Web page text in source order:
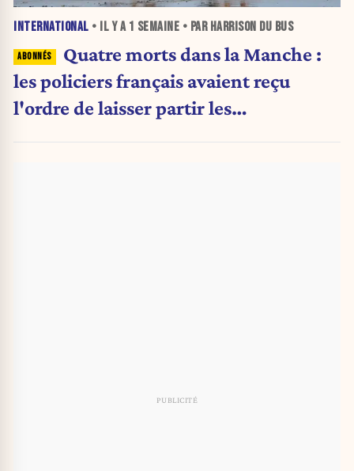
INTERNATIONAL • IL Y A 1 SEMAINE • PAR HARRISON DU BUS
Quatre morts dans la Manche :
les policiers français avaient reçu
l'ordre de laisser partir les